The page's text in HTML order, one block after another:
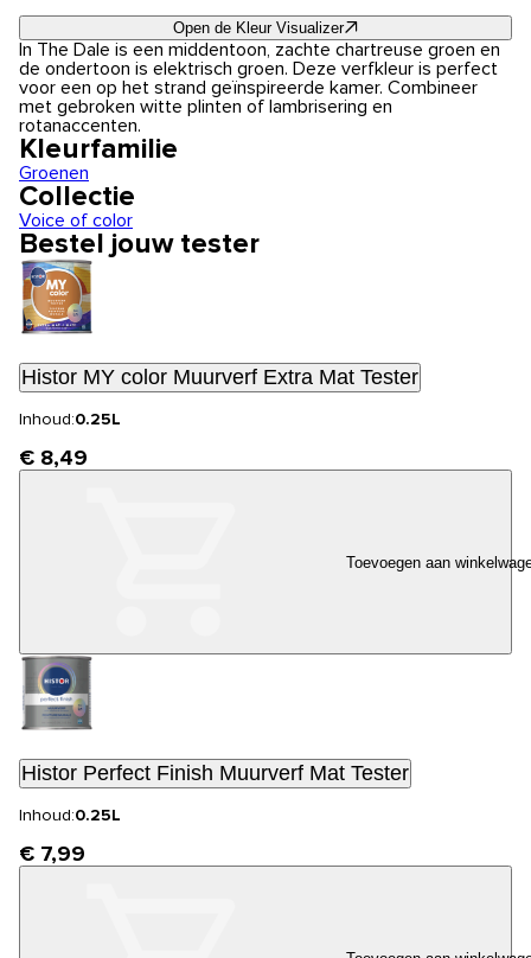
Open de Kleur Visualizer
In The Dale is een middentoon, zachte chartreuse groen en
de ondertoon is elektrisch groen. Deze verfkleur is perfect
voor een op het strand geïnspireerde kamer. Combineer
met gebroken witte plinten of lambrisering en
rotanaccenten.
Kleurfamilie
Groenen
Collectie
Voice of color
Bestel jouw tester
Histor MY color Muurverf Extra Mat Tester
Inhoud:0.25L
€ 8,49
Toevoegen aan
Histor Perfect Finish Muurverf Mat Tester
Inhoud:0.25L
€ 7,99